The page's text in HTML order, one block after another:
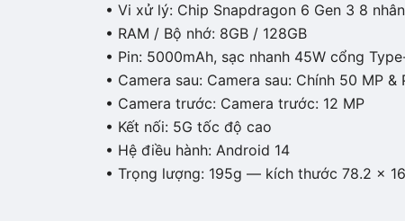
• Vi xử lý: Chip Snapdragon 6 Gen 3 8 nhân
• RAM / Bộ nhớ: 8GB / 128GB
• Pin: 5000mAh, sạc nhanh 45W cổng
• Camera sau: Camera sau: Chính 50 MP &
• Camera trước: Camera trước: 12 MP
• Kết nối: 5G tốc độ cao
• Hệ điều hành: Android 14
• Trọng lượng: 195g — kích thước 78.2 x